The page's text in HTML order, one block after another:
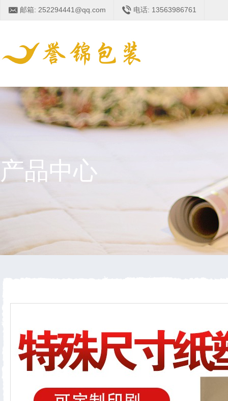
邮箱: 252294441@qq.com 电话: 13563986761
产品中心